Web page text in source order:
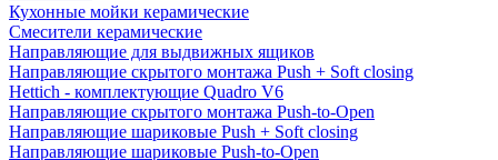
Кухонные мойки керамические
Смесители керамические
Направляющие для выдвижных ящиков
Направляющие скрытого монтажа Push + Soft closing
Hettich - комплектующие Quadro V6
Направляющие скрытого монтажа Push-to-Open
Направляющие шариковые Push + Soft closing
Направляющие шариковые Push-to-Open